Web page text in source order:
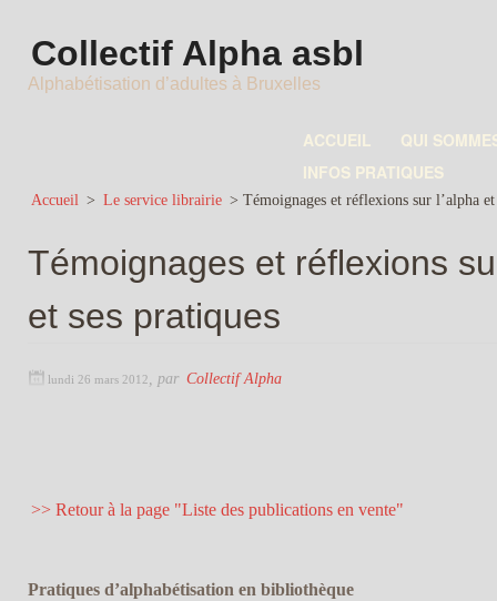
Collectif Alpha asbl
Alphabétisation d’adultes à Bruxelles
ACCUEIL
QUI
INFOS PRATIQUES
Accueil > Le service librairie > Témoignages et réflexions sur l’alpha et
Témoignages et réflexions
et ses pratiques
lundi 26 mars 2012 par Collectif Alpha
>> Retour à la page "Liste des publications en vente"
Pratiques d’alphabétisation en bibliothèque